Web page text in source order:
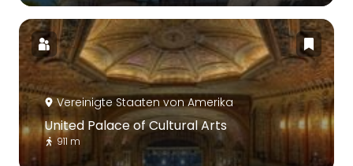
Vereinigte Staaten von Amerika
United Palace of Cultural Arts
911 m